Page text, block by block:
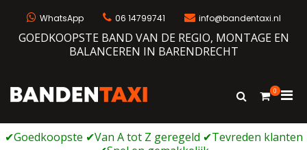
WhatsApp 06 14799741 info@bandentaxi.nl
GOEDKOOPSTE BAND VAN DE REGIO, MONTAGE EN
BALANCEREN IN BARENDRECHT
Bandengarage met eigen webshop
Toon
0
voor